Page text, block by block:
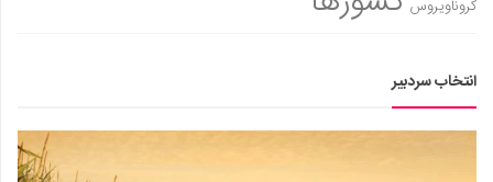
کروناویروس
انتخاب سردبیر